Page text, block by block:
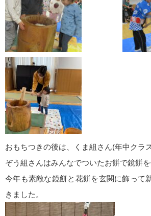
おもちつきの後は、くま組さん(年中クラ
ぞう組さんはみんなでついたお餅で鏡餅を
今年も素敵な鏡餅と花餅を玄関に飾って
きました。